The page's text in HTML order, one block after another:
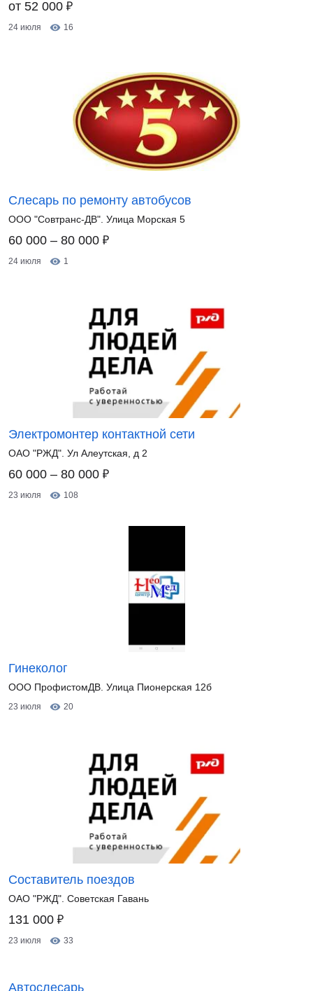
от 52 000 ₽
24 июля 16
Слесарь по ремонту автобусов
ООО "Совтранс-ДВ". Улица Морская 5
60 000 – 80 000 ₽
24 июля 1
Электромонтер контактной сети
ОАО "РЖД". Ул Алеутская, д 2
60 000 – 80 000 ₽
23 июля 108
Гинеколог
ООО ПрофистомДВ. Улица Пионерская 12б
23 июля 20
Составитель поездов
ОАО "РЖД". Советская Гавань
131 000 ₽
23 июля 33
Автослесарь